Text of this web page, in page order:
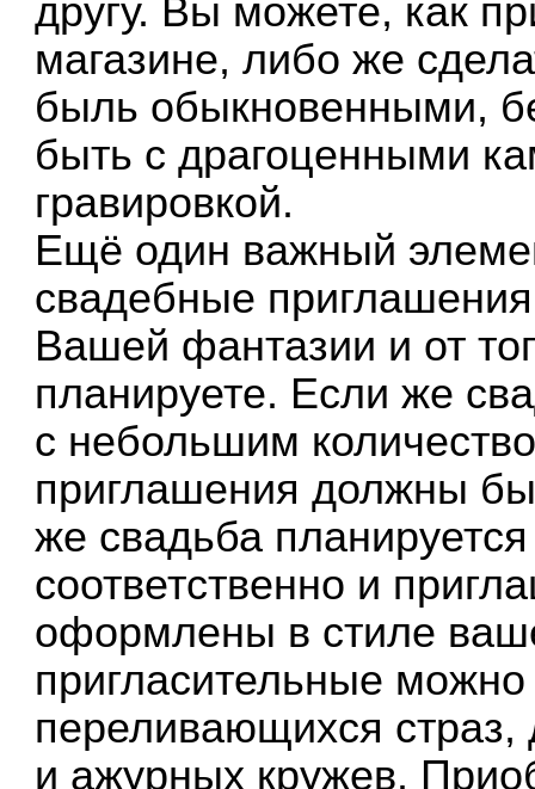
другу. Вы можете, как
магазине, либо же
быль обыкновенными,
быть с драгоценными
гравировкой.
Ещё один важный
свадебные
Вашей фантазии и от
планируете. Если же
с небольшим
приглашения должны
же свадьба
соответственно и
оформлены в стиле
пригласительные можно
переливающихся страз,
и ажурных кружев.